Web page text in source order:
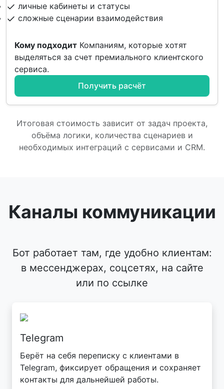
личные кабинеты и статусы
сложные сценарии взаимодействия
Кому подходит Компаниям, которые хотят
выделяться за счет премиального клиентского
сервиса.
Получить расчёт
Итоговая стоимость зависит от задач проекта,
объёма логики, количества сценариев и
необходимых интеграций с сервисами и CRM.
Каналы коммуникации
Бот работает там, где удобно клиентам:
в мессенджерах, соцсетях, на сайте
или по ссылке
Telegram
Берёт на себя переписку с клиентами в
Telegram, фиксирует обращения и сохраняет
контакты для дальнейшей работы.